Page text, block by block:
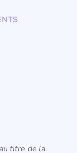
titre de la